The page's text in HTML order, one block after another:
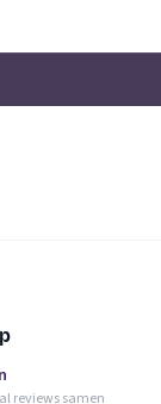
reviews samen